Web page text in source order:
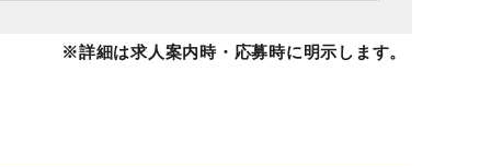
※詳細は求人案内時・応募時に明示します。